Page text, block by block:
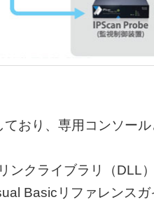
おり、専用コンソー
ンクライブラリ（DLL
Basicリファレンスガ